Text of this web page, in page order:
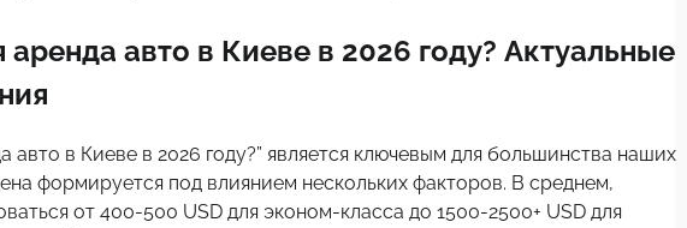
авто в Киеве в 2026 году? Актуальные
авто в Киеве в 2026 году?” является ключевым для большинства наших
формируется под влиянием нескольких факторов. В среднем,
от 400-500 USD для эконом-класса до 1500-2500+ USD для